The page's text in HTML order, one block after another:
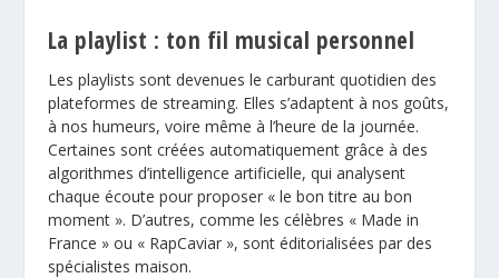
La playlist : ton fil musical personnel
Les playlists sont devenues le carburant quotidien des
plateformes de streaming. Elles s’adaptent à nos goûts,
à nos humeurs, voire même à l’heure de la journée.
Certaines sont créées automatiquement grâce à des
algorithmes d’intelligence artificielle, qui analysent
chaque écoute pour proposer « le bon titre au bon
moment ». D’autres, comme les célèbres « Made in
France » ou « RapCaviar », sont éditorialisées par des
spécialistes maison.